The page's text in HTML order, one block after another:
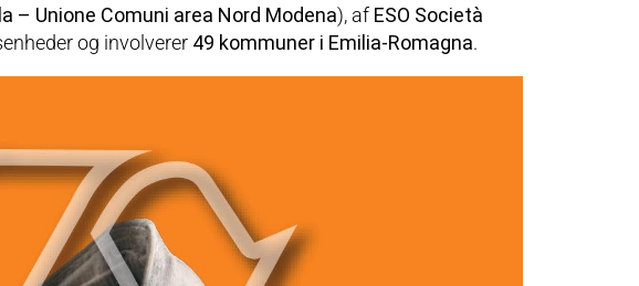
– Unione Comuni area Nord Modena), af ESO Società
og involverer 49 kommuner i Emilia-Romagna.